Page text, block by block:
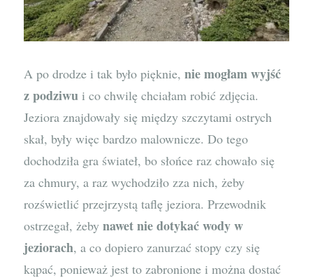
A po drodze i tak było pięknie,nie mogłam wyjść
z podziwu i co chwilę chciałam robić zdjęcia.
Jeziora znajdowały się między szczytami ostrych
skał, były więc bardzo malownicze. Do tego
dochodziła gra świateł, bo słońce raz chowało się
za chmury, a raz wychodziło zza nich, żeby
rozświetlić przejrzystą taflę jeziora. Przewodnik
ostrzegał, żebynawet nie dotykać wody w
jeziorach, a co dopiero zanurzać stopy czy się
kąpać, ponieważ jest to zabronione i można dostać